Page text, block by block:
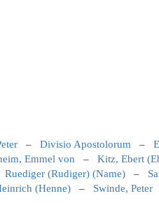
– Divisio Apostolorum –
Emmel von – Kitz, Ebert
Ruediger (Rudiger) (Name) –
(Henne) – Swinde, Peter